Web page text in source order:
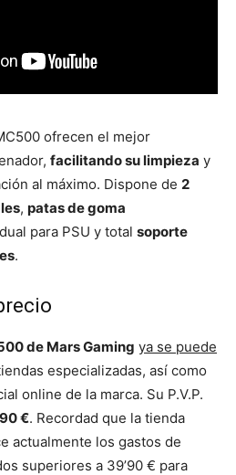
ofrecen el mejor
facilitando su limpieza y
al máximo. Dispone de 2
, patas de goma
para PSU y total soporte
.
de Mars Gaming ya se puede
especializadas, así como
online de la marca. Su P.V.P.
€. Recordad que la tienda
actualmente los gastos de
superiores a 39’90 € para